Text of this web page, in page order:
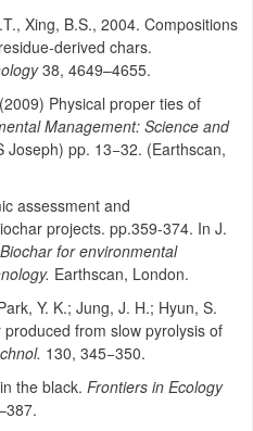
Xing, B.S., 2004. Compositions
derived chars.
38, 4649–4655.
Physical proper ties of
Management: Science and
Joseph) pp. 13−32. (Earthscan,
assessment and
projects. pp.359-374. In J.
Biochar for environmental
Earthscan, London.
Y. K.; Jung, J. H.; Hyun, S.
from slow pyrolysis of
130, 345−350.
the black. Frontiers in Ecology